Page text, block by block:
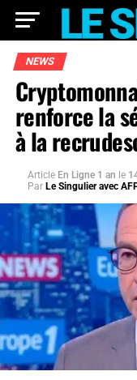
NEWS
renforce la
à la
Article En Ligne 1 an le
Par Le Singulier avec